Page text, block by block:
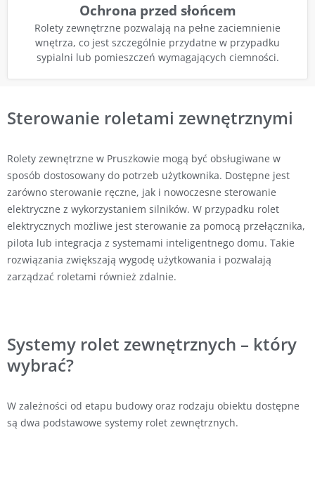
Ochrona przed słońcem
Rolety zewnętrzne pozwalają na pełne zaciemnienie
wnętrza, co jest szczególnie przydatne w przypadku
sypialni lub pomieszczeń wymagających ciemności.
Sterowanie roletami zewnętrznymi
Rolety zewnętrzne w Pruszkowie mogą być obsługiwane w
sposób dostosowany do potrzeb użytkownika. Dostępne jest
zarówno sterowanie ręczne, jak i nowoczesne sterowanie
elektryczne z wykorzystaniem silników. W przypadku rolet
elektrycznych możliwe jest sterowanie za pomocą przełącznika,
pilota lub integracja z systemami inteligentnego domu. Takie
rozwiązania zwiększają wygodę użytkowania i pozwalają
zarządzać roletami również zdalnie.
Systemy rolet zewnętrznych – który
wybrać?
W zależności od etapu budowy oraz rodzaju obiektu dostępne
są dwa podstawowe systemy rolet zewnętrznych.